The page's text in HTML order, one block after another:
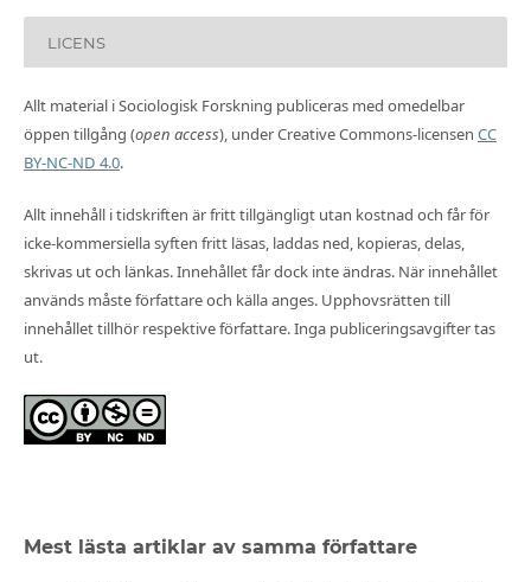
LICENS
Allt material i Sociologisk Forskning publiceras med omedelbar
öppen tillgång (open access), under Creative Commons-licensen CC
BY-NC-ND 4.0.
Allt innehåll i tidskriften är fritt tillgängligt utan kostnad och får för
icke-kommersiella syften fritt läsas, laddas ned, kopieras, delas,
skrivas ut och länkas. Innehållet får dock inte ändras. När innehållet
används måste författare och källa anges. Upphovsrätten till
innehållet tillhör respektive författare. Inga publiceringsavgifter tas
ut.
Mest lästa artiklar av samma författare